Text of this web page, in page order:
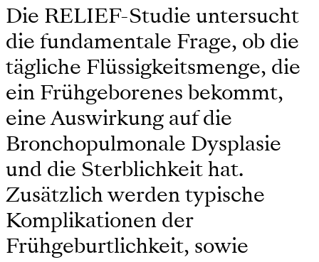
Die RELIEF-Studie untersucht
die fundamentale Frage, ob die
tägliche Flüssigkeitsmenge, die
ein Frühgeborenes bekommt,
eine Auswirkung auf die
Bronchopulmonale Dysplasie
und die Sterblichkeit hat.
Zusätzlich werden typische
Komplikationen der
Frühgeburtlichkeit, sowie